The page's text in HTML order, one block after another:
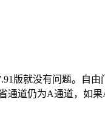
版就没有问题。自
道仍为A通道，如